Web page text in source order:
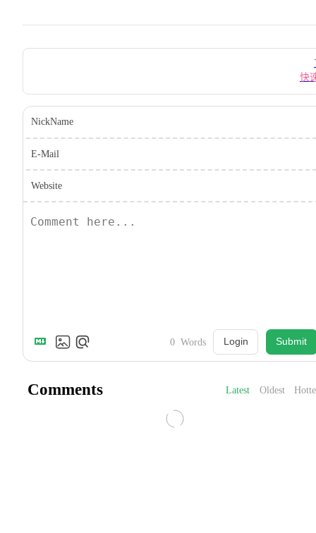
Pager
快
NickName
E-Mail
Website
0 Words Login Submit
Comments Latest Oldest